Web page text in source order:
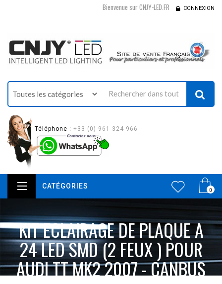
Bienvenue sur CNJY-LED.FR CONNEXION
Téléphone : +33 (0) 961 324 966
0
CATÉGORIES
KIT ECLAIRAGE DE PLAQUE A
24 LED SMD (2 FEUX ) POUR
AUDI TT MK2 2007 - CANBUS